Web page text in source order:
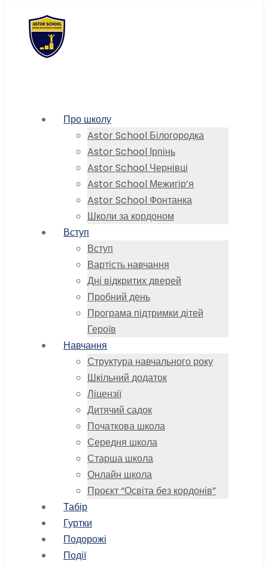
Про школу
Astor School Білогородка
Astor School Ірпінь
Astor School Чернівці
Astor School Межигір’я
Astor School Фонтанка
Школи за кордоном
Вступ
Вступ
Вартість навчання
Дні відкритих дверей
Пробний день
Програма підтримки дітей
Героїв
Навчання
Структура навчального року
Шкільний додаток
Ліцензії
Дитячий садок
Початкова школа
Середня школа
Старша школа
Онлайн школа
Проєкт “Освіта без кордонів”
Табір
Гуртки
Подорожі
Події